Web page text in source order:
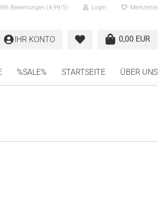
Bewertungen (4,99/5) Login Merkzettel
0,00 EUR
IHR KONTO
%SALE% STARTSEITE ÜBER UNS